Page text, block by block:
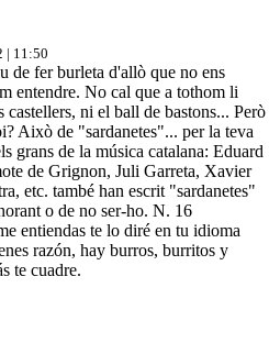
| 11:50
de fer burleta d'allò que no ens
entendre. No cal que a tothom li
castellers, ni el ball de bastons... Però
Això de "sardanetes"... per la teva
grans de la música catalana: Eduard
de Grignon, Juli Garreta, Xavier
etc. també han escrit "sardanetes"
o de no ser-ho. N. 16
entiendas te lo diré en tu idioma
razón, hay burros, burritos y
te cuadre.